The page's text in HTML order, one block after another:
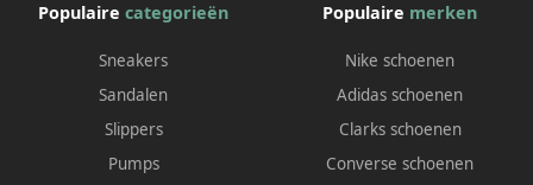
Populaire categorieën
Sneakers
Sandalen
Slippers
Pumps
Populaire merken
Nike schoenen
Adidas schoenen
Clarks schoenen
Converse schoenen